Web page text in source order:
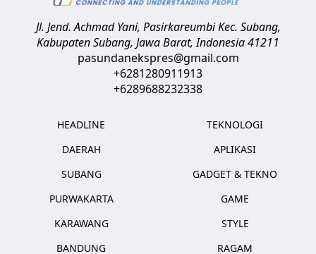
Jl. Jend. Achmad Yani, Pasirkareumbi Kec. Subang,
Kabupaten Subang, Jawa Barat,Indonesia41211
pasundanekspres@gmail.com
+6281280911913
+6289688232338
HEADLINE
DAERAH
SUBANG
PURWAKARTA
KARAWANG
BANDUNG
TEKNOLOGI
APLIKASI
GADGET & TEKNO
GAME
STYLE
RAGAM